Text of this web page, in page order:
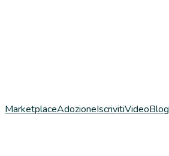
MarketplaceAdozioneIscrivitiVideoBlog